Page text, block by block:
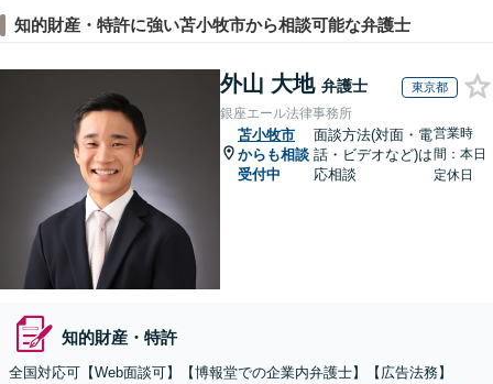
知的財産・特許に強い苫小牧市から相談可能な弁護士
外山 大地 弁護士 東京都
銀座エール法律事務所
苫小牧市
からも相談
受付中
面談方法(対面・電
話・ビデオなど)は
応相談
営業時
間：本日
定休日
知的財産・特許
全国対応可【Web面談可】【博報堂での企業内弁護士】【広告法務】